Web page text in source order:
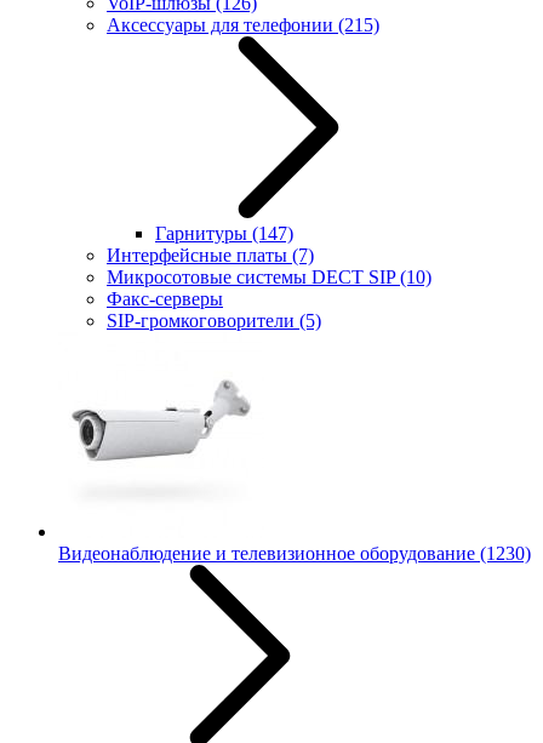
Аксессуары для телефонии (215)
Гарнитуры (147)
Интерфейсные платы (7)
Микросотовые системы DECT SIP(10)
Факс-серверы
SIP-громкоговорители (5)
Видеонаблюдение и телевизионное оборудование (1230)